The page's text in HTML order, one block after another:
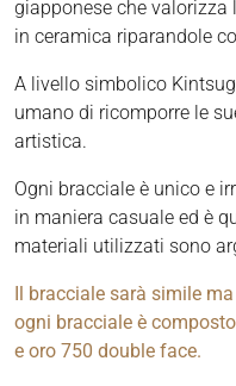
giapponese che valorizza
in ceramica riparandole
A livello simbolico
umano di ricomporre le
artistica.
Ogni bracciale è unico e
in maniera casuale ed è
materiali utilizzati sono
Il bracciale sarà simile
ogni bracciale è
e oro 750 double face.